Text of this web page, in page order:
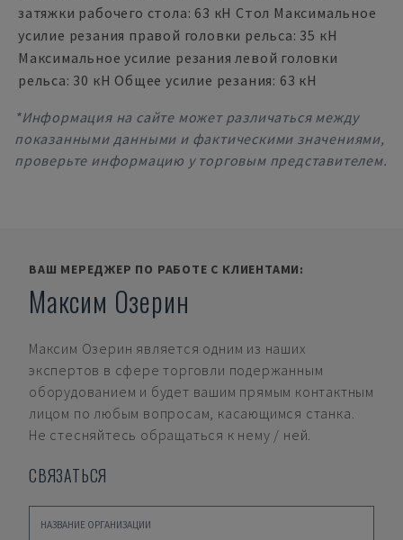
затяжки рабочего стола: 63 кН Стол Максимальное
усилие резания правой головки рельса: 35 кН
Максимальное усилие резания левой головки
рельса: 30 кН Общее усилие резания: 63 кН
*Информация на сайте может различаться между
показанными данными и фактическими значениями,
проверьте информацию у торговым представителем.
ВАШ МЕРЕДЖЕР ПО РАБОТЕ С КЛИЕНТАМИ:
Максим Озерин
Максим Озерин является одним из наших
экспертов в сфере торговли подержанным
оборудованием и будет вашим прямым контактным
лицом по любым вопросам, касающимся станка.
Не стесняйтесь обращаться к нему / ней.
СВЯЗАТЬСЯ